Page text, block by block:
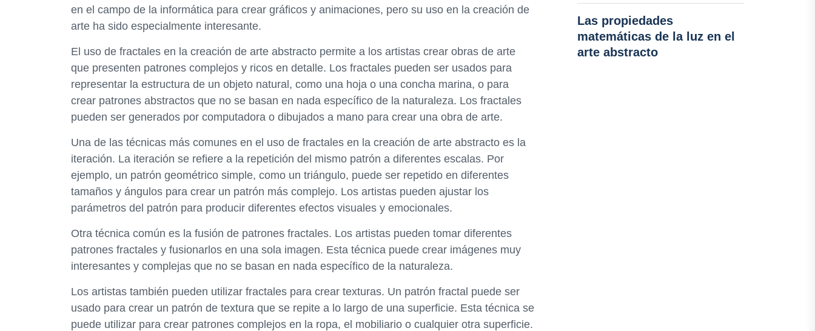
en el campo de la informática para crear gráficos y animaciones, pero su uso en la creación de
arte ha sido especialmente interesante.
El uso de fractales en la creación de arte abstracto permite a los artistas crear obras de arte
que presenten patrones complejos y ricos en detalle. Los fractales pueden ser usados para
representar la estructura de un objeto natural, como una hoja o una concha marina, o para
crear patrones abstractos que no se basan en nada específico de la naturaleza. Los fractales
pueden ser generados por computadora o dibujados a mano para crear una obra de arte.
Una de las técnicas más comunes en el uso de fractales en la creación de arte abstracto es la
iteración. La iteración se refiere a la repetición del mismo patrón a diferentes escalas. Por
ejemplo, un patrón geométrico simple, como un triángulo, puede ser repetido en diferentes
tamaños y ángulos para crear un patrón más complejo. Los artistas pueden ajustar los
parámetros del patrón para producir diferentes efectos visuales y emocionales.
Otra técnica común es la fusión de patrones fractales. Los artistas pueden tomar diferentes
patrones fractales y fusionarlos en una sola imagen. Esta técnica puede crear imágenes muy
interesantes y complejas que no se basan en nada específico de la naturaleza.
Los artistas también pueden utilizar fractales para crear texturas. Un patrón fractal puede ser
usado para crear un patrón de textura que se repite a lo largo de una superficie. Esta técnica se
puede utilizar para crear patrones complejos en la ropa, el mobiliario o cualquier otra superficie.
Las propiedades
matemáticas de la luz en el
arte abstracto